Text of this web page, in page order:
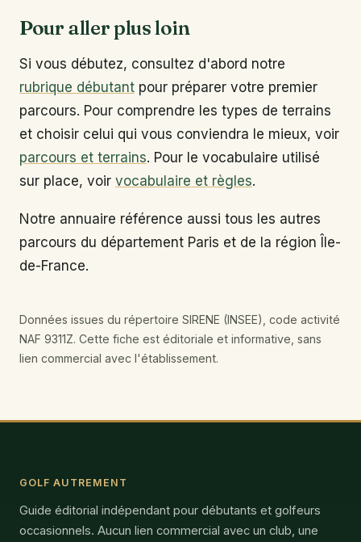
Pour aller plus loin
Si vous débutez, consultez d'abord notre
rubrique débutant pour préparer votre premier
parcours. Pour comprendre les types de terrains
et choisir celui qui vous conviendra le mieux, voir
parcours et terrains. Pour le vocabulaire utilisé
sur place, voir vocabulaire et règles.
Notre annuaire référence aussi tous les autres
parcours du département Paris et de la région Île-
de-France.
Données issues du répertoire SIRENE (INSEE), code activité
NAF 9311Z. Cette fiche est éditoriale et informative, sans
lien commercial avec l'établissement.
GOLF AUTREMENT
Guide éditorial indépendant pour débutants et golfeurs
occasionnels. Aucun lien commercial avec un club, une